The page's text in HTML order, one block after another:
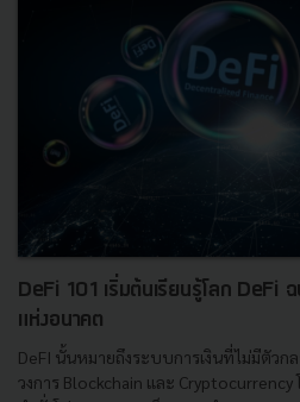
DeFi 101 เริ่มต้นเรียนรู้โลก DeFi ฉ
แห่งอนาคต
DeFI นั้นหมายถึงระบบการเงินที่ไม่มีตัวก
วงการ Blockchain และ